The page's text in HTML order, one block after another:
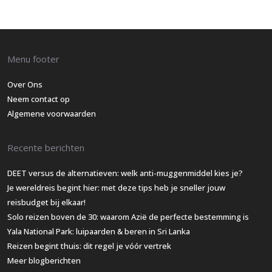
Menu footer
Over Ons
Neem contact op
Algemene voorwaarden
Recente berichten
DEET versus de alternatieven: welk anti-muggenmiddel kies je?
Je wereldreis begint hier: met deze tips heb je sneller jouw
reisbudget bij elkaar!
Solo reizen boven de 30: waarom Azië de perfecte bestemming is
Yala National Park: luipaarden & beren in Sri Lanka
Reizen begint thuis: dit regel je vóór vertrek
Meer blogberichten